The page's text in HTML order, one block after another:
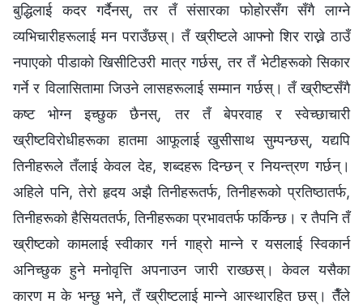
बुद्धिलाई कदर गर्दैनस्, तर तँ संसारका फोहोरसँग सँगै लाग्ने
व्यभिचारीहरूलाई मन पराउँछस्। तँ ख्रीष्टले आफ्नो शिर राख्ने ठाउँ
नपाएको पीडाको खिसीटिउरी मात्र गर्छस्, तर तँ भेटीहरूको सिकार
गर्ने र विलासितामा जिउने लासहरूलाई सम्मान गर्छस्। तँ ख्रीष्टसँगै
कष्ट भोग्न इच्छुक छैनस्, तर तँ बेपरवाह र स्वेच्छाचारी
ख्रीष्टविरोधीहरूका हातमा आफूलाई खुसीसाथ सुम्पन्छस्, यद्यपि
तिनीहरूले तँलाई केवल देह, शब्दहरू दिन्छन् र नियन्त्रण गर्छन्।
अहिले पनि, तेरो हृदय अझै तिनीहरूतर्फ, तिनीहरूको प्रतिष्ठातर्फ,
तिनीहरूको हैसियततर्फ, तिनीहरूका प्रभावतर्फ फर्किन्छ। र तैपनि तँ
ख्रीष्टको कामलाई स्वीकार गर्न गाह्रो मान्‍ने र यसलाई स्विकार्न
अनिच्छुक हुने मनोवृत्ति अपनाउन जारी राख्छस्। केवल यसैका
कारण म के भन्छु भने, तँ ख्रीष्टलाई मान्ने आस्थारहित छस्। तैँले